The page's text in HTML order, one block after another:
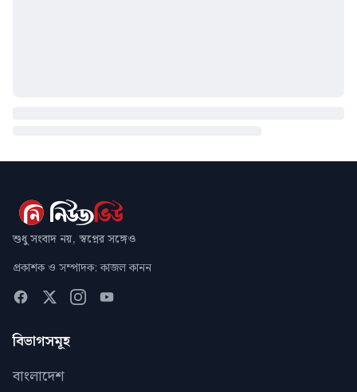
শুধু সংবাদ নয়, স্বপ্নের সঙ্গেও
প্রকাশক ও সম্পাদক: কাজল কানন
বিভাগসমূহ
বাংলাদেশ